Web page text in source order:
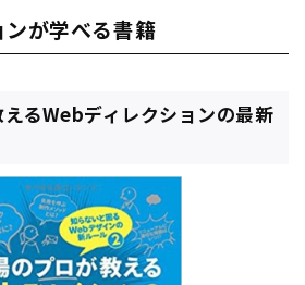
が学べる書籍
るWebディレクションの最新